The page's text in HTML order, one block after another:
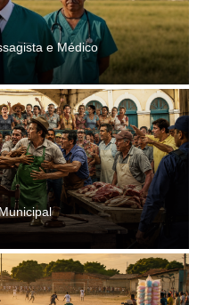
e Médico